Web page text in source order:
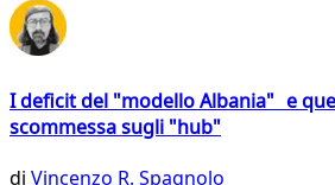
I deficit del "modello Albania" e
scommessa sugli "hub"
di Vincenzo R. Spagnolo